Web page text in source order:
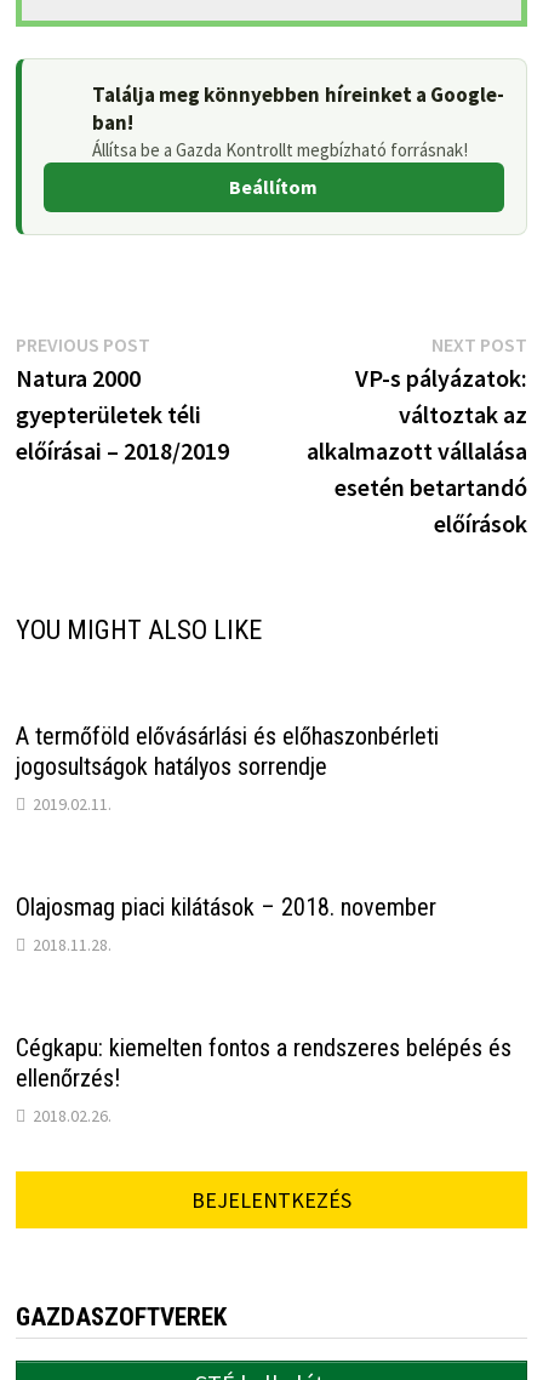
Találja meg könnyebben híreinket a Google-
ban!
Állítsa be a Gazda Kontrollt megbízható forrásnak!
Beállítom
Bejegyzés
navigáció
PREVIOUS POSTPrevious
Natura 2000
gyepterületek téli
előírásai – 2018/2019
NEXT POST
VP-s pályázatok:
változtak az
alkalmazott vállalása
esetén betartandó
előírások
YOU MIGHT ALSO LIKE
A termőföld elővásárlási és előhaszonbérleti
jogosultságok hatályos sorrendje
2019.02.11.
Olajosmag piaci kilátások – 2018. november
2018.11.28.
Cégkapu: kiemelten fontos a rendszeres belépés és
ellenőrzés!
2018.02.26.
BEJELENTKEZÉS
GAZDASZOFTVEREK